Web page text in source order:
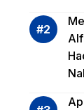
asi
Reksa